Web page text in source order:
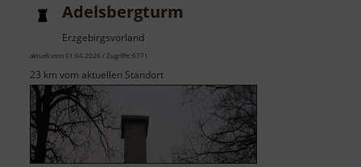
Adelsbergturm
Erzgebirgsvorland
aktuell vom 01.04.2026 / Zugriffe: 6771
23 km vom aktuellen Standort